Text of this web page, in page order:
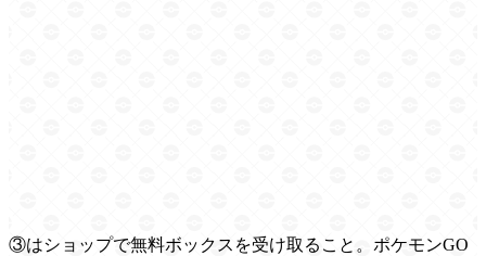
③はショップで無料ボックスを受け取ること。ポケモンGO